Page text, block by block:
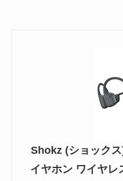
Shokz (ショック
イヤホン ワイヤ